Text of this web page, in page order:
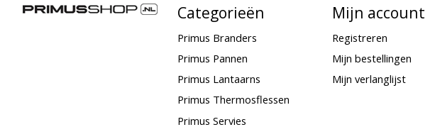
Categorieën
Primus Branders
Primus Pannen
Primus Lantaarns
Primus Thermosflessen
Primus Servies
Mijn account
Registreren
Mijn bestellingen
Mijn verlanglijst